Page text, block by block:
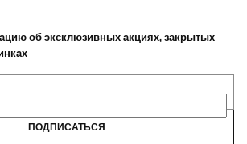
об эксклюзивных акциях, закрытых
ПОДПИСАТЬСЯ